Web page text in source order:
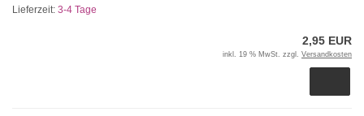
Lieferzeit: 3-4 Tage
2,95 EUR
inkl. 19 % MwSt. zzgl. Versandkosten